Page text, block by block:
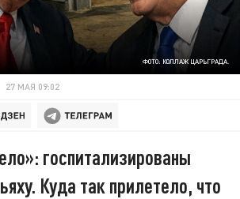
ФОТО: КОЛЛАЖ ЦАРЬГРАДА.
27 МАЯ 09:02
госпитализированы
Куда так прилетело, что